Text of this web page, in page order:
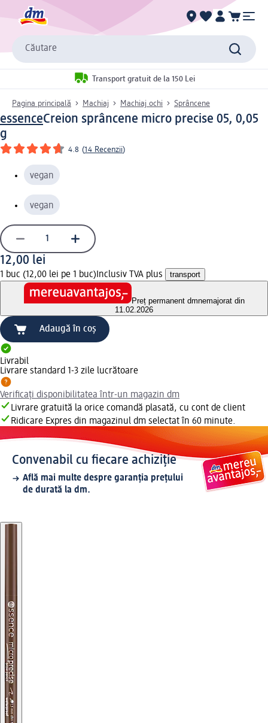
Căutare
Transport gratuit de la 150 Lei
Pagina principală Machiaj Machiaj ochi Sprâncene
essenceCreion sprâncene micro precise 05, 0,05
g
4.8 (14 Recenzii)
vegan
vegan
12,00 lei
1 buc (12,00 lei pe 1 buc) Inclusiv TVA plus transport
Preț permanent dmnemajorat din
11.02.2026
Adaugă în coș
Livrabil
Livrare standard 1-3 zile lucrătoare
Verificați disponibilitatea într-un magazin dm
Livrare gratuită la orice comandă plasată, cu cont de client
Ridicare Expres din magazinul dm selectat în 60 minute.
Convenabil cu fiecare achiziție
Află mai multe despre garanția prețului
de durată la dm.